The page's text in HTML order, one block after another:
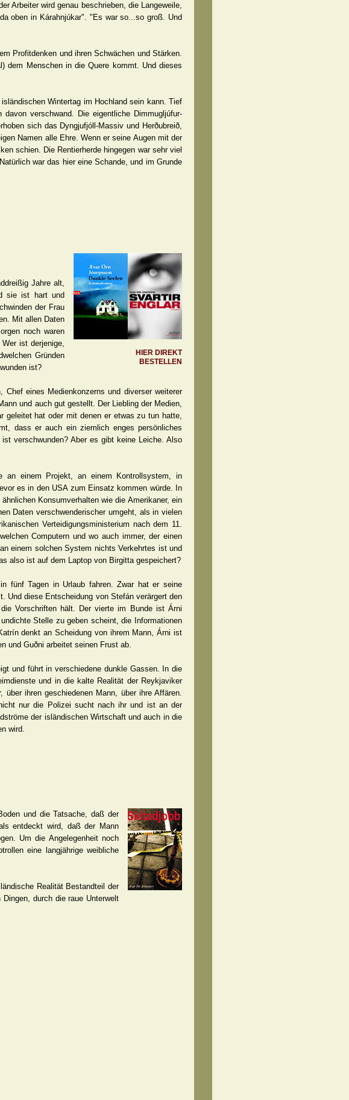
Arbeiter wird genau beschrieben, die Langeweile,
oben in Kárahnjúkar". "Es war so...so groß. Und
Profitdenken und ihren Schwächen und Stärken.
dem Menschen in die Quere kommt. Und dieses
Wintertag im Hochland sein kann. Tief
verschwand. Die eigentliche Dimmugljúfur-
sich das Dyngjufjóll-Massiv und Herðubreið,
Namen alle Ehre. Wenn er seine Augen mit der
schien. Die Rentierherde hingegen war sehr viel
war das hier eine Schande, und im Grunde
HIER DIREKT
BESTELLEN
Jahre alt,
sie ist hart und
der Frau
Mit allen Daten
noch waren
ist derjenige,
Gründen
ist?
eines Medienkonzerns und diverser weiterer
und auch gut gestellt. Der Liebling der Medien,
geleitet hat oder mit denen er etwas zu tun hatte,
dass er auch ein ziemlich enges persönliches
verschwunden? Aber es gibt keine Leiche. Also
an einem Projekt, an einem Kontrollsystem, in
es in den USA zum Einsatz kommen würde. In
Konsumverhalten wie die Amerikaner, ein
Daten verschwenderischer umgeht, als in vielen
Verteidigungsministerium nach dem 11.
Computern und wo auch immer, der einen
einem solchen System nichts Verkehrtes ist und
also ist auf dem Laptop von Birgitta gespeichert?
fünf Tagen in Urlaub fahren. Zwar hat er seine
Und diese Entscheidung von Stefán verärgert den
Vorschriften hält. Der vierte im Bunde ist Árni
Stelle zu geben scheint, die Informationen
denkt an Scheidung von ihrem Mann, Árni ist
und Guðni arbeitet seinen Frust ab.
und führt in verschiedene dunkle Gassen. In die
und in die kalte Realität der Reykjaviker
ihren geschiedenen Mann, über ihre Affären.
nur die Polizei sucht nach ihr und ist an der
der isländischen Wirtschaft und auch in die
wird.
und die Tatsache, daß der
entdeckt wird, daß der Mann
Um die Angelegenheit noch
eine langjährige weibliche
Realität Bestandteil der
durch die raue Unterwelt